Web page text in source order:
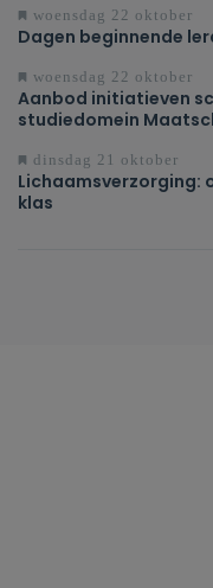
woensdag 22 oktober
Dagen beginnende
woensdag 22 oktober
Aanbod initiatieven
studiedomein
dinsdag 21 oktober
Lichaamsverzorging:
klas